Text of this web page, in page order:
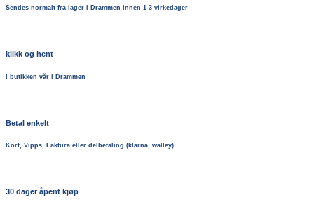
Sendes normalt fra lager i Drammen innen 1-3 virkedager
klikk og hent
I butikken vår i Drammen
Betal enkelt
Kort, Vipps, Faktura eller delbetaling (klarna, walley)
30 dager åpent kjøp